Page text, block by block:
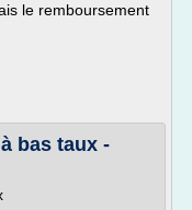
le remboursement
bas taux -